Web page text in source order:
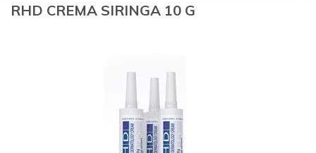
RHD CREMA SIRINGA 10 G